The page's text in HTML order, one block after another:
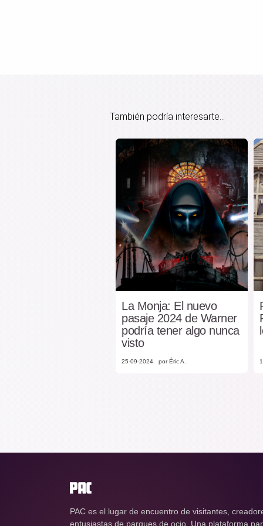
También podría interesarte...
La Monja: El nuevo
pasaje 2024 de Warner
podría tener algo nunca
visto
25-09-2024 por Éric A.
PAC es el lugar de encuentro de visitantes,
entusiastas de parques de ocio. Una plataforma